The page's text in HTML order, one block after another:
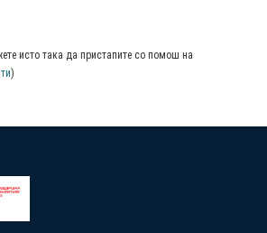
исто така да пристапите со помош на
)